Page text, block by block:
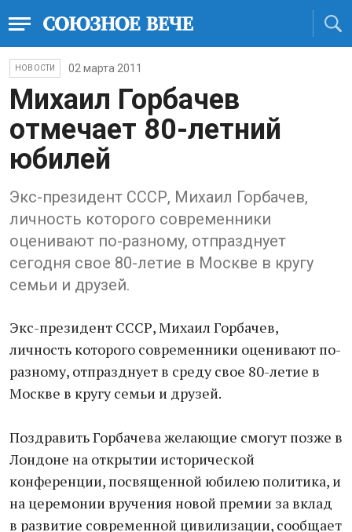
НОВОСТИ 02 марта 2011
Михаил Горбачев
отмечает 80-летний
юбилей
Экс-президент СССР, Михаил Горбачев,
личность которого современники
оценивают по-разному, отпразднует
сегодня свое 80-летие в Москве в кругу
семьи и друзей.
Экс-президент СССР, Михаил Горбачев,
личность которого современники оценивают по-
разному, отпразднует в среду свое 80-летие в
Москве в кругу семьи и друзей.
Поздравить Горбачева желающие смогут позже в
Лондоне на открытии исторической
конференции, посвященной юбилею политика, и
на церемонии вручения новой премии за вклад
в развитие современной цивилизации, сообщает